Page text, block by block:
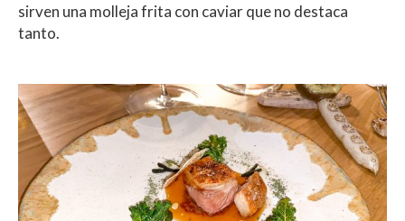
sirven una molleja frita con caviar que no destaca
tanto.